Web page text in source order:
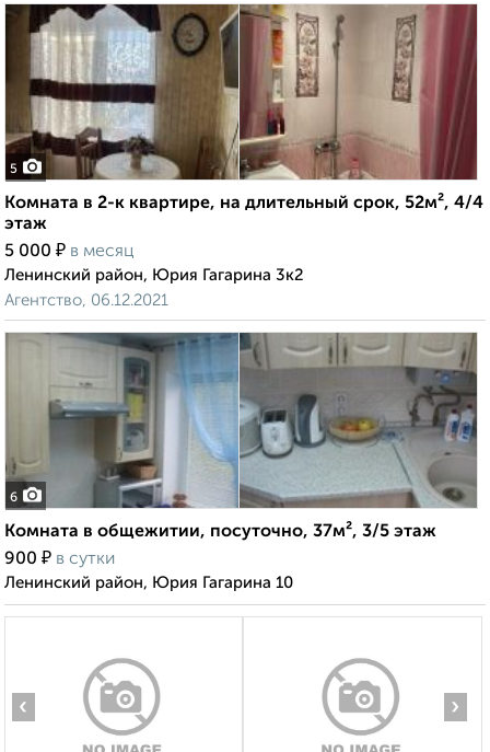
5
Комната в 2-к квартире, на длительный срок, 52м², 4/4
этаж
5 000 ₽ в месяц
Ленинский район, Юрия Гагарина 3к2
Агентство, 06.12.2021
6
Комната в общежитии, посуточно, 37м², 3/5 этаж
900 ₽ в сутки
Ленинский район, Юрия Гагарина 10
‹ ›